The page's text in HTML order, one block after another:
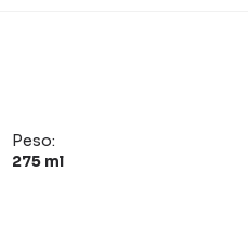
Peso:
275 ml